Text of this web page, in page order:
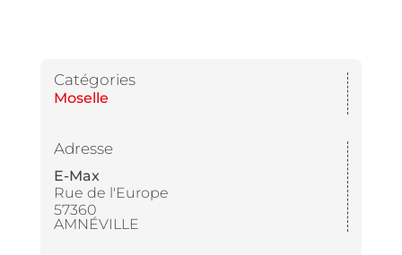
Catégories
Moselle
Adresse
E-Max
Rue de l'Europe
57360
AMNÉVILLE